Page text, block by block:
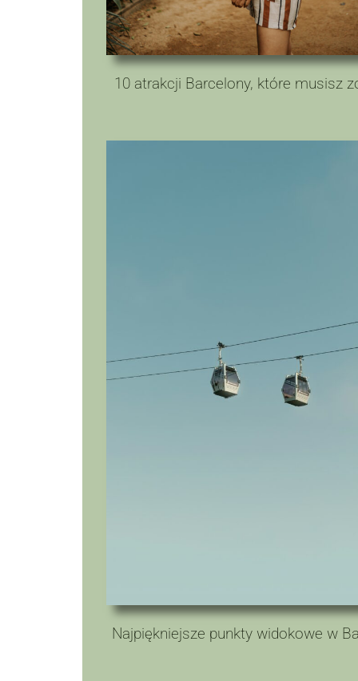
10 atrakcji Barcelony, które musisz
Najpiękniejsze punkty widokowe w